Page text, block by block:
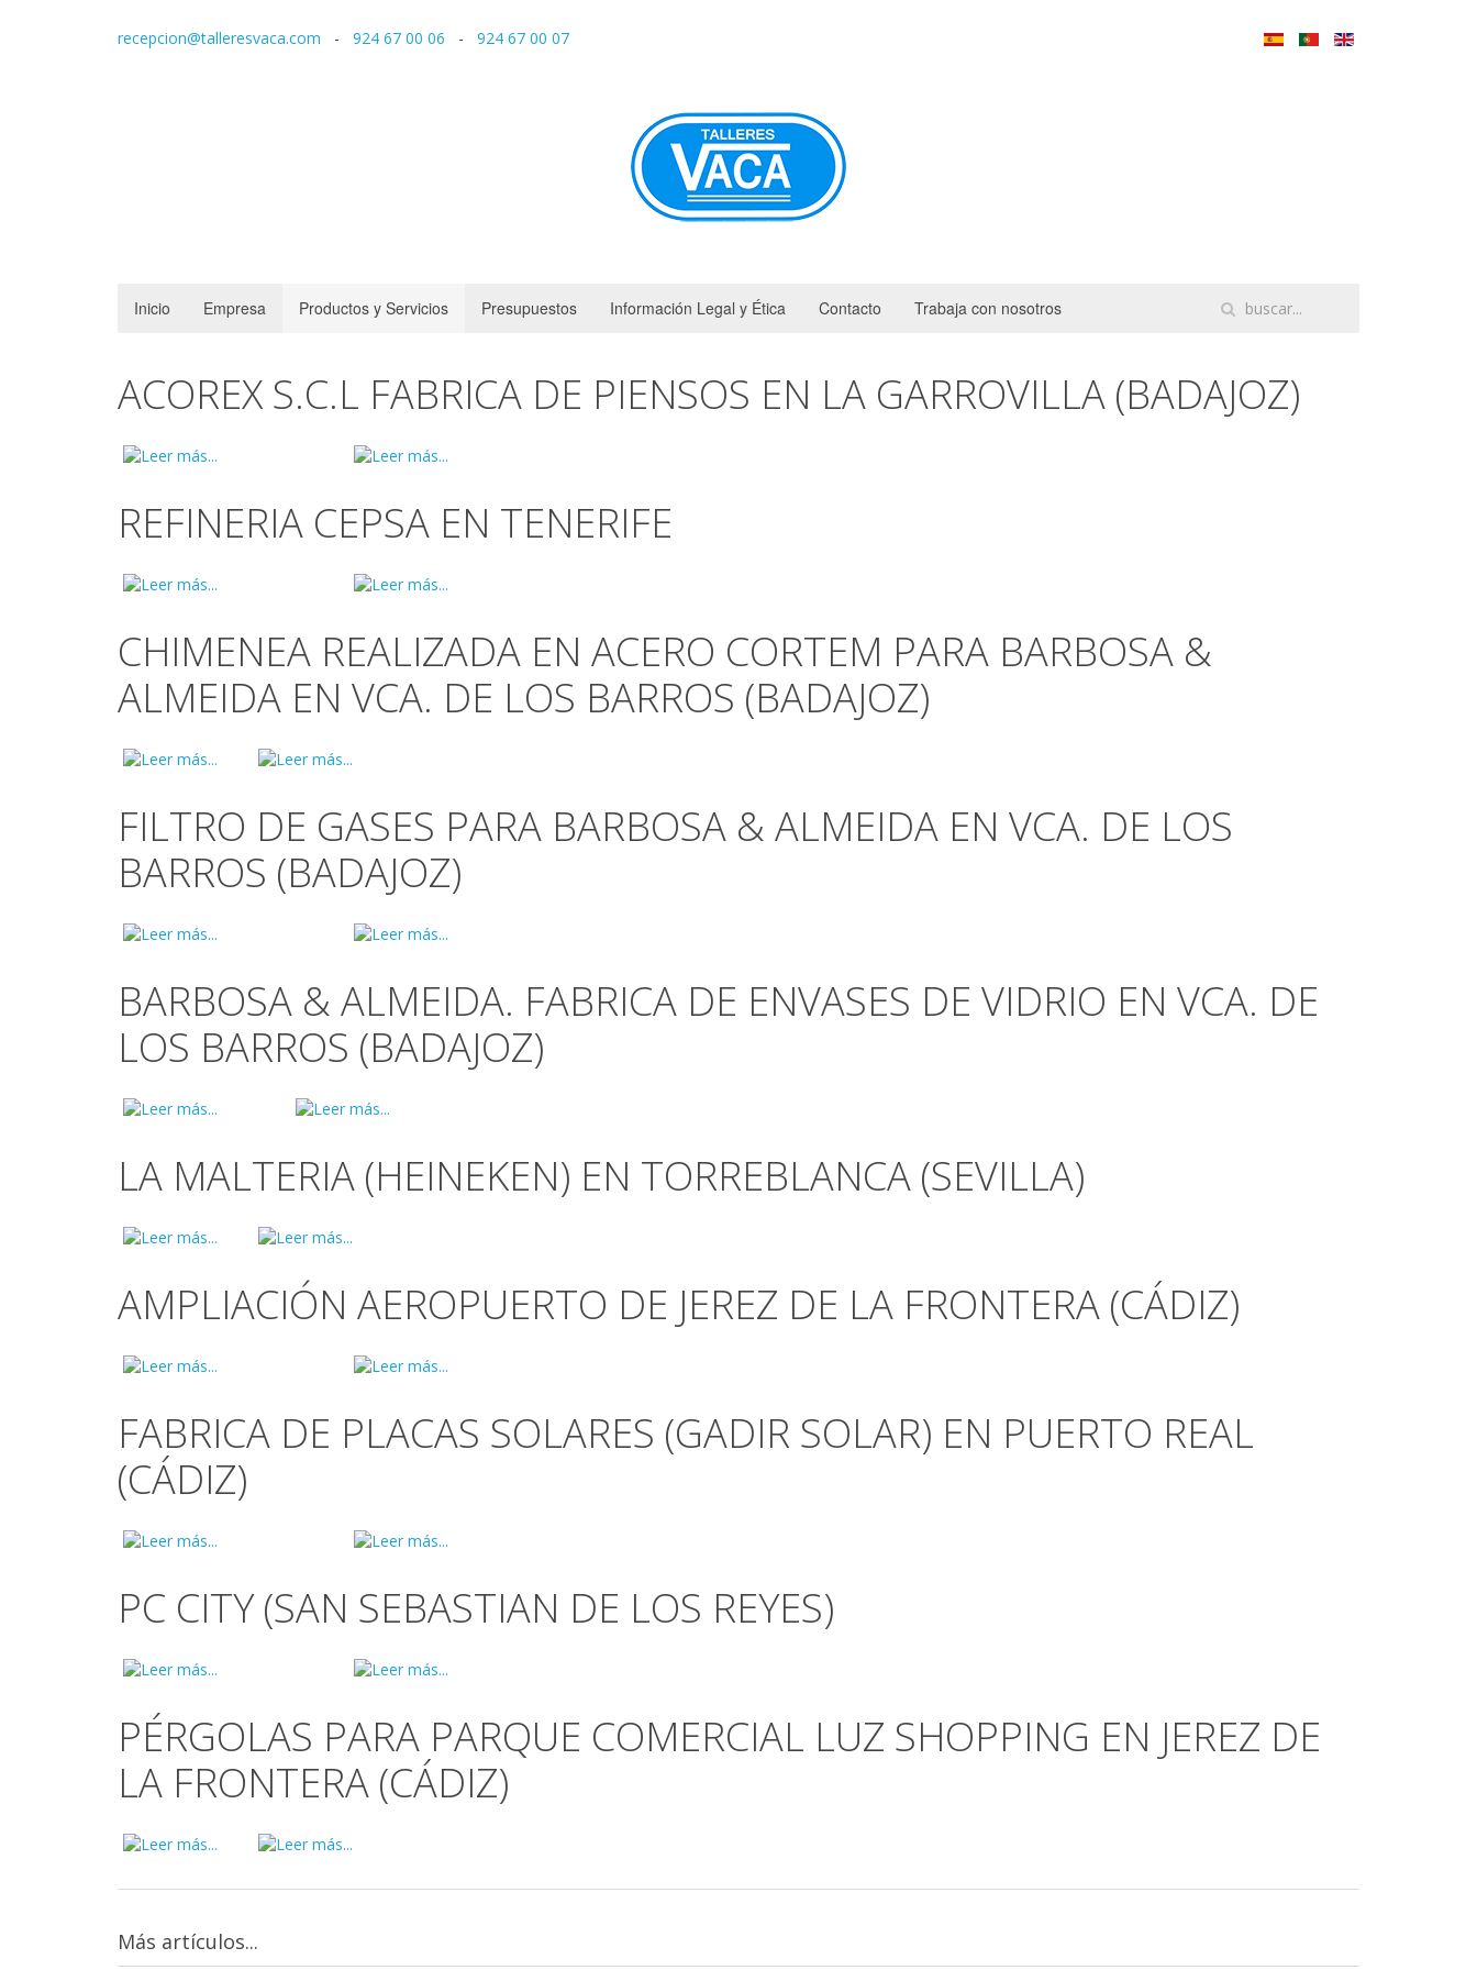
recepcion@talleresvaca.com - 924 67 00 06 - 924 67 00 07
Inicio Empresa Productos y Servicios Presupuestos Información Legal y Ética Contacto Trabaja con nosotros
ACOREX S.C.L FABRICA DE PIENSOS EN LA GARROVILLA (BADAJOZ)
REFINERIA CEPSA EN TENERIFE
CHIMENEA REALIZADA EN ACERO CORTEM PARA BARBOSA &
ALMEIDA EN VCA. DE LOS BARROS (BADAJOZ)
FILTRO DE GASES PARA BARBOSA & ALMEIDA EN VCA. DE LOS
BARROS (BADAJOZ)
BARBOSA & ALMEIDA. FABRICA DE ENVASES DE VIDRIO EN VCA. DE
LOS BARROS (BADAJOZ)
LA MALTERIA (HEINEKEN) EN TORREBLANCA (SEVILLA)
AMPLIACIÓN AEROPUERTO DE JEREZ DE LA FRONTERA (CÁDIZ)
FABRICA DE PLACAS SOLARES (GADIR SOLAR) EN PUERTO REAL
(CÁDIZ)
PC CITY (SAN SEBASTIAN DE LOS REYES)
PÉRGOLAS PARA PARQUE COMERCIAL LUZ SHOPPING EN JEREZ DE
LA FRONTERA (CÁDIZ)
Más artículos...